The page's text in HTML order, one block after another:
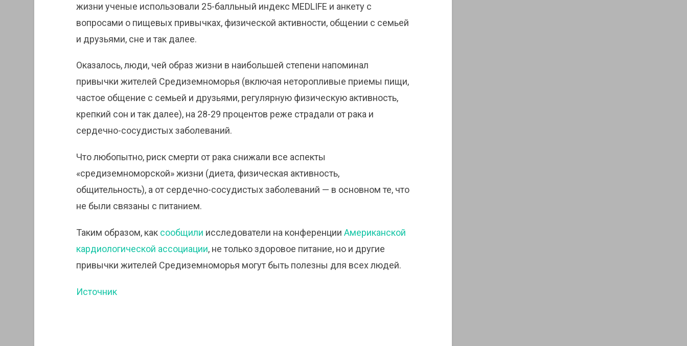
жизни ученые использовали 25-балльный индекс MEDLIFE и анкету с
вопросами о пищевых привычках, физической активности, общении с семьей
и друзьями, сне и так далее.
Оказалось, люди, чей образ жизни в наибольшей степени напоминал
привычки жителей Средиземноморья (включая неторопливые приемы пищи,
частое общение с семьей и друзьями, регулярную физическую активность,
крепкий сон и так далее), на 28-29 процентов реже страдали от рака и
сердечно-сосудистых заболеваний.
Что любопытно, риск смерти от рака снижали все аспекты
«средиземноморской» жизни (диета, физическая активность,
общительность), а от сердечно-сосудистых заболеваний — в основном те, что
не были связаны с питанием.
Таким образом, как сообщили исследователи на конференции Американской
кардиологической ассоциации, не только здоровое питание, но и другие
привычки жителей Средиземноморья могут быть полезны для всех людей.
Источник